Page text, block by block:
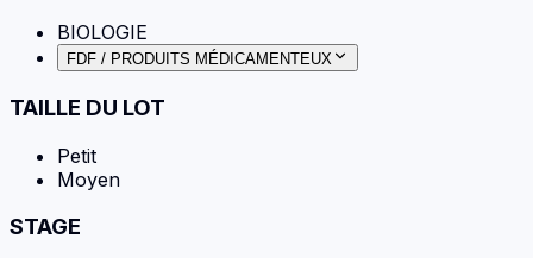
BIOLOGIE
FDF / PRODUITS MÉDICAMENTEUX
TAILLE DU LOT
Petit
Moyen
STAGE